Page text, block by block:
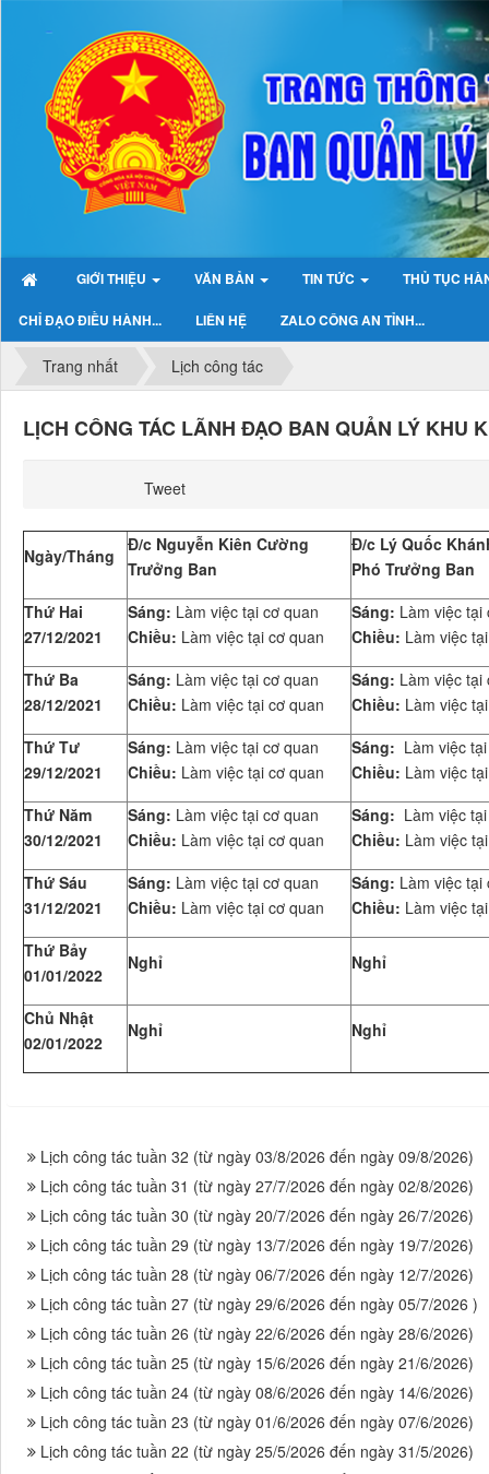
GIỚI THIỆU VĂN BẢN TIN TỨC THỦ TỤC
CHỈ ĐẠO ĐIỀU HÀNH... LIÊN HỆ ZALO CÔNG AN TỈNH...
Trang nhất Lịch công tác
LỊCH CÔNG TÁC LÃNH ĐẠO BAN QUẢN LÝ KHU
Tweet
Ngày/Tháng
Đ/c Nguyễn Kiên Cường
Trưởng Ban
Đ/c Lý Quốc
Phó Trưởng Ban
Thứ Hai
27/12/2021
Sáng: Làm việc tại cơ quan
Chiều: Làm việc tại cơ quan
Sáng: Làm việc tại
Chiều: Làm việc
Thứ Ba
28/12/2021
Sáng: Làm việc tại cơ quan
Chiều: Làm việc tại cơ quan
Sáng: Làm việc tại
Chiều: Làm việc
Thứ Tư
29/12/2021
Sáng: Làm việc tại cơ quan
Chiều: Làm việc tại cơ quan
Sáng: Làm việc
Chiều: Làm việc
Thứ Năm
30/12/2021
Sáng: Làm việc tại cơ quan
Chiều: Làm việc tại cơ quan
Sáng: Làm việc
Chiều: Làm việc
Thứ Sáu
31/12/2021
Sáng: Làm việc tại cơ quan
Chiều: Làm việc tại cơ quan
Sáng: Làm việc tại
Chiều: Làm việc
Thứ Bảy
01/01/2022
Nghỉ Nghỉ
Chủ Nhật
02/01/2022
Nghỉ Nghỉ
Lịch công tác tuần 32 (từ ngày 03/8/2026 đến ngày 09/8/2026)
Lịch công tác tuần 31 (từ ngày 27/7/2026 đến ngày 02/8/2026)
Lịch công tác tuần 30 (từ ngày 20/7/2026 đến ngày 26/7/2026)
Lịch công tác tuần 29 (từ ngày 13/7/2026 đến ngày 19/7/2026)
Lịch công tác tuần 28 (từ ngày 06/7/2026 đến ngày 12/7/2026)
Lịch công tác tuần 27 (từ ngày 29/6/2026 đến ngày 05/7/2026 )
Lịch công tác tuần 26 (từ ngày 22/6/2026 đến ngày 28/6/2026)
Lịch công tác tuần 25 (từ ngày 15/6/2026 đến ngày 21/6/2026)
Lịch công tác tuần 24 (từ ngày 08/6/2026 đến ngày 14/6/2026)
Lịch công tác tuần 23 (từ ngày 01/6/2026 đến ngày 07/6/2026)
Lịch công tác tuần 22 (từ ngày 25/5/2026 đến ngày 31/5/2026)